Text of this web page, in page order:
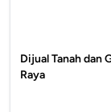
Dijual Tanah dan
Raya